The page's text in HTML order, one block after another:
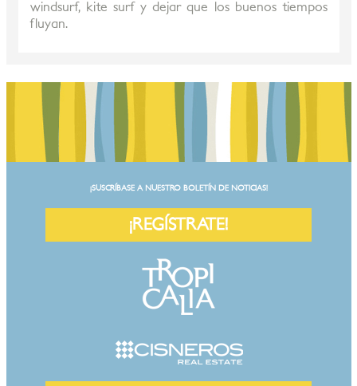
windsurf, kite surf y dejar que los buenos tiempos
fluyan.
¡SUSCRÍBASE A NUESTRO BOLETÍN DE NOTICIAS!
¡REGÍSTRATE!